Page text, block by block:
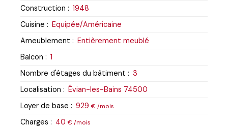
Construction : 1948
Cuisine : Equipée/Américaine
Ameublement : Entièrement meublé
Balcon : 1
Nombre d'étages du bâtiment : 3
Localisation : Évian-les-Bains 74500
Loyer de base : 929 € /mois
Charges : 40 € /mois